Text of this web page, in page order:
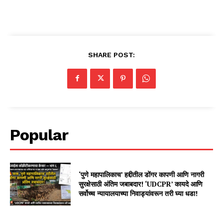
SHARE POST:
Popular
‘पुणे महापालिकाच’ हद्दीतील डोंगर कापणी आणि नागरी
सुरक्षेसाठी अंतिम जबाबदार! ‘UDCPR’ कायदे आणि
सर्वोच्च न्यायालयाच्या निवाड्यांवरून तरी घ्या धडा!